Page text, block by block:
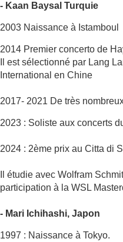
- Kaan Baysal Turquie
2003 Naissance à Istamboul
2014 Premier concerto de
Il est sélectionné par Lang
International en Chine
2017- 2021 De très
2023 : Soliste aux concerts
2024 : 2ème prix au Citta di
Il étudie avec Wolfram
participation à la WSL
- Mari Ichihashi, Japon
1997 : Naissance à Tokyo.